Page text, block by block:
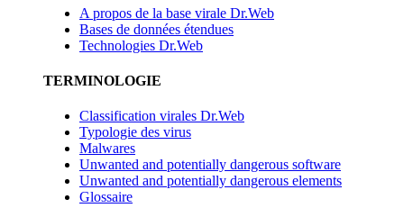
A propos de la base virale Dr.Web
Bases de données étendues
Technologies Dr.Web
TERMINOLOGIE
Classification virales Dr.Web
Typologie des virus
Malwares
Unwanted and potentially dangerous software
Unwanted and potentially dangerous elements
Glossaire